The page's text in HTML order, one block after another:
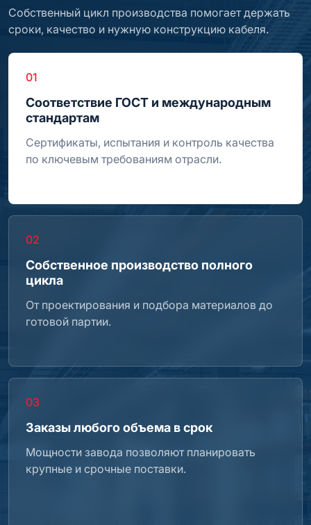
Собственный цикл производства помогает держать
сроки, качество и нужную конструкцию кабеля.
01
Соответствие ГОСТ и международным
стандартам
Сертификаты, испытания и контроль качества
по ключевым требованиям отрасли.
02
Собственное производство полного
цикла
От проектирования и подбора материалов до
готовой партии.
03
Заказы любого объема в срок
Мощности завода позволяют планировать
крупные и срочные поставки.